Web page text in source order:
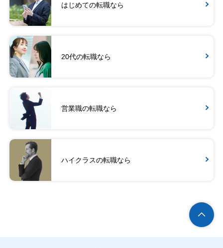
はじめての転職なら
20代の転職なら
営業職の転職なら
ハイクラスの転職なら